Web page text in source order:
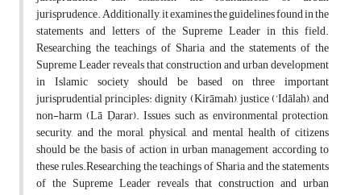
jurisprudence. Additionally, it examines the guidelines found in the
statements and letters of the Supreme Leader in this field.
Researching the teachings of Sharia and the statements of the
Supreme Leader reveals that construction and urban development
in Islamic society should be based on three important
jurisprudential principles: dignity (Kirāmah), justice (’Idālah), and
non-harm (Lā Ḍarar). Issues such as environmental protection,
security, and the moral, physical, and mental health of citizens
should be the basis of action in urban management according to
these rules.Researching the teachings of Sharia and the statements
of the Supreme Leader reveals that construction and urban